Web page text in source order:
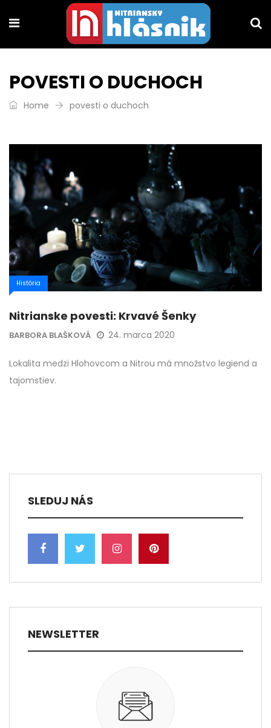
POVESTI O DUCHOCH
Home povesti o duchoch
História
Nitrianske povesti: Krvavé Šenky
BARBORA BLAŠKOVÁ 24. marca 2020
Lokalita medzi Hlohovcom a Nitrou má množstvo legiend a
tajomstiev.
SLEDUJ NÁS
NEWSLETTER